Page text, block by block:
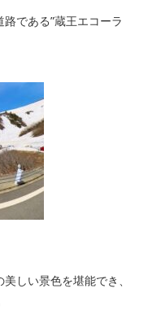
である”蔵王エコーラ
しい景色を堪能でき、